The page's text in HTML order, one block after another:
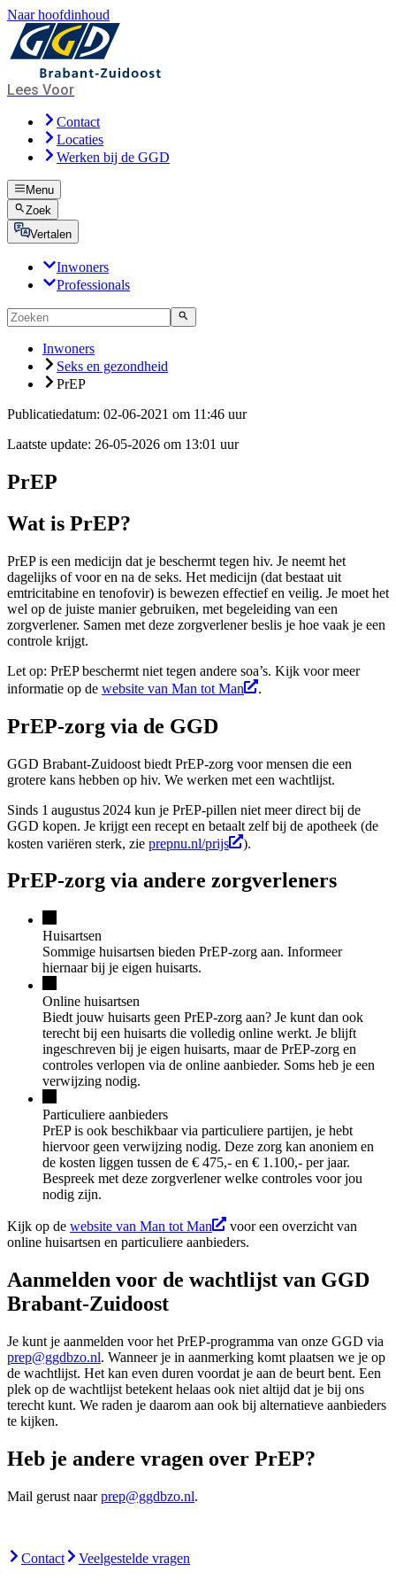
Naar hoofdinhoud
Lees Voor
Contact
Locaties
Werken bij de GGD
Menu
Zoek
Vertalen
Inwoners
Professionals
Inwoners
Seks en gezondheid
PrEP
Publicatiedatum: 02-06-2021 om 11:46 uur
Laatste update: 26-05-2026 om 13:01 uur
PrEP
Wat is PrEP?
PrEP is een medicijn dat je beschermt tegen hiv. Je neemt het
dagelijks of voor en na de seks. Het medicijn (dat bestaat uit
emtricitabine en tenofovir) is bewezen effectief en veilig. Je moet het
wel op de juiste manier gebruiken, met begeleiding van een
zorgverlener. Samen met deze zorgverlener beslis je hoe vaak je een
controle krijgt.
Let op: PrEP beschermt niet tegen andere soa’s. Kijk voor meer
informatie op de website van Man tot Man .
PrEP-zorg via de GGD
GGD Brabant-Zuidoost biedt PrEP-zorg voor mensen die een
grotere kans hebben op hiv. We werken met een wachtlijst.
Sinds 1 augustus 2024 kun je PrEP-pillen niet meer direct bij de
GGD kopen. Je krijgt een recept en betaalt zelf bij de apotheek (de
kosten variëren sterk, zie prepnu.nl/prijs ).
PrEP-zorg via andere zorgverleners
Huisartsen
Sommige huisartsen bieden PrEP-zorg aan. Informeer
hiernaar bij je eigen huisarts.
Online huisartsen
Biedt jouw huisarts geen PrEP-zorg aan? Je kunt dan ook
terecht bij een huisarts die volledig online werkt. Je blijft
ingeschreven bij je eigen huisarts, maar de PrEP-zorg en
controles verlopen via de online aanbieder. Soms heb je een
verwijzing nodig.
Particuliere aanbieders
PrEP is ook beschikbaar via particuliere partijen, je hebt
hiervoor geen verwijzing nodig. Deze zorg kan anoniem en
de kosten liggen tussen de € 475,- en € 1.100,- per jaar.
Bespreek met deze zorgverlener welke controles voor jou
nodig zijn.
Kijk op de website van Man tot Man
voor een overzicht van
online huisartsen en particuliere aanbieders.
Aanmelden voor de wachtlijst van GGD
Brabant-Zuidoost
Je kunt je aanmelden voor het PrEP-programma van onze GGD via
prep@ggdbzo.nl. Wanneer je in aanmerking komt plaatsen we je op
de wachtlijst. Het kan even duren voordat je aan de beurt bent. Een
plek op de wachtlijst betekent helaas ook niet altijd dat je bij ons
terecht kunt. We raden je daarom aan ook bij alternatieve aanbieders
te kijken.
Heb je andere vragen over PrEP?
Mail gerust naarprep@ggdbzo.nl.
Contact Veelgestelde vragen